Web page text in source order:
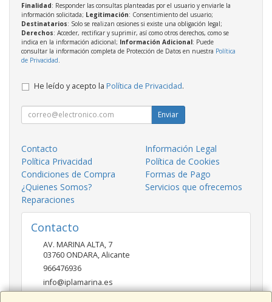
Finalidad: Responder las consultas planteadas por el usuario y enviarle la
información solicitada; Legitimación: Consentimiento del usuario;
Destinatarios: Solo se realizan cesiones si existe una obligación legal;
Derechos: Acceder, rectificar y suprimir, así como otros derechos, como se
indica en la información adicional; Información Adicional: Puede
consultar la información completa de Protección de Datos en nuestra Política
de Privacidad
He leído y acepto la Política de Privacidad.
Enviar
Contacto
Información Legal
Política Privacidad
Política de Cookies
Condiciones de Compra
Formas de Pago
¿Quienes Somos?
Servicios que ofrecemos
Reparaciones
Contacto
AV. MARINA ALTA, 7
03760 ONDARA,Alicante
966476936
info@iplamarina.es